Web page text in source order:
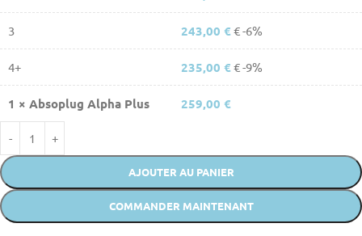
3 243,00 €€ -6%
4+ 235,00 €€ -9%
1 × Absoplug Alpha Plus 259,00 €
AJOUTER AU PANIER
COMMANDER MAINTENANT